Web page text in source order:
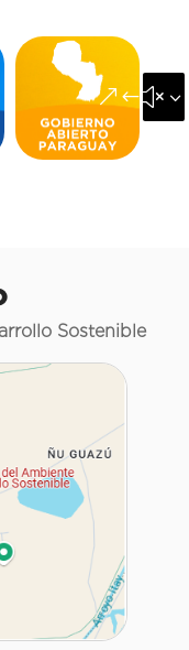
Sostenible